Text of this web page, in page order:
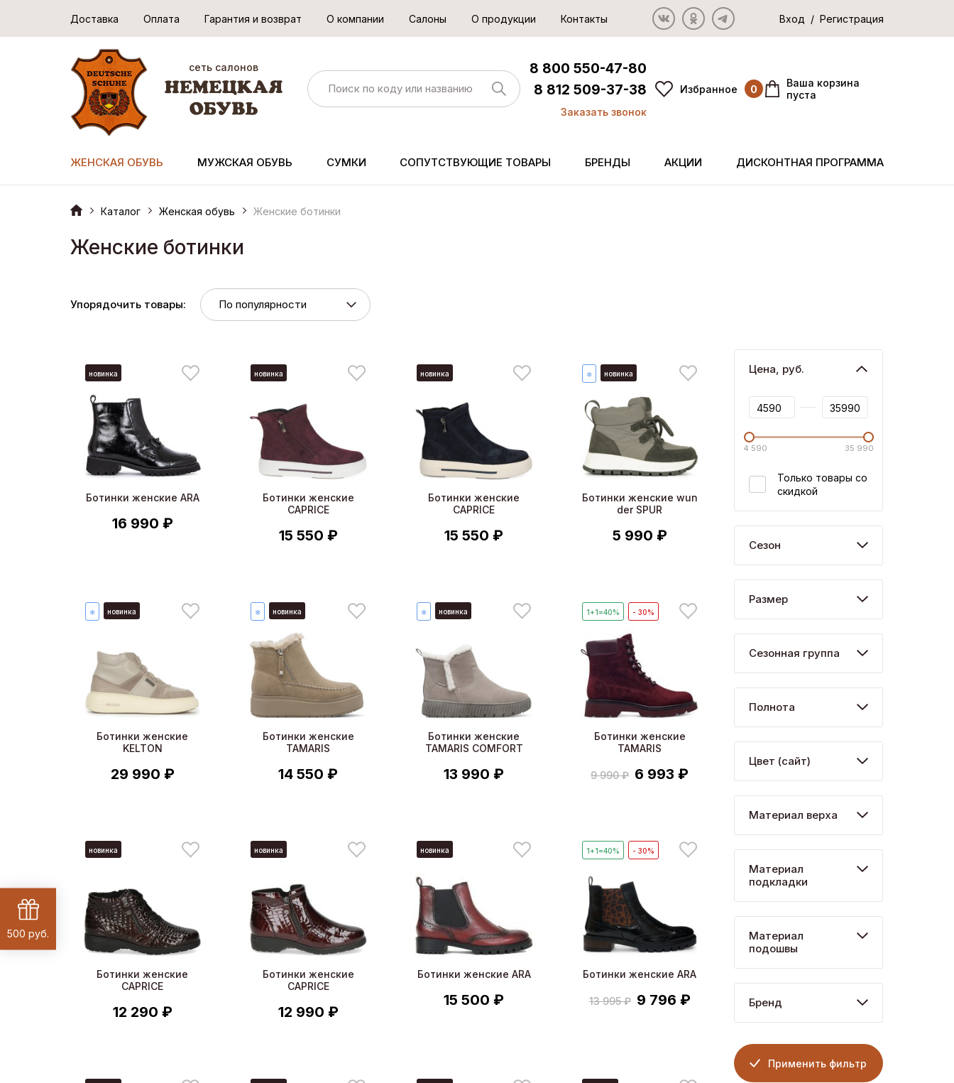
Доставка Оплата Гарантия и возврат О компании Салоны О продукции Контакты Вход / Регистрация
сеть салонов
8 800 550-47-80
8 812 509-37-38
Заказать звонок
Избранное 0
Ваша корзина
пуста
ЖЕНСКАЯ ОБУВЬ МУЖСКАЯ ОБУВЬ СУМКИ СОПУТСТВУЮЩИЕ ТОВАРЫ БРЕНДЫ АКЦИИ ДИСКОНТНАЯ ПРОГРАММА
Каталог Женская обувь Женские ботинки
Женские ботинки
Упорядочить товары:
новинка
Ботинки женские ARA
16 990 ₽
новинка
Ботинки женские
CAPRICE
15 550 ₽
новинка
Ботинки женские
CAPRICE
15 550 ₽
❄ новинка
Ботинки женские wun
der SPUR
5 990 ₽
❄ новинка
Ботинки женские
KELTON
29 990 ₽
❄ новинка
Ботинки женские
TAMARIS
14 550 ₽
❄ новинка
Ботинки женские
TAMARIS COMFORT
13 990 ₽
1+1=40% - 30%
Ботинки женские
TAMARIS
9 990 ₽ 6 993 ₽
новинка
Ботинки женские
CAPRICE
12 290 ₽
новинка
Ботинки женские
CAPRICE
12 990 ₽
новинка
Ботинки женские ARA
15 500 ₽
1+1=40% - 30%
Ботинки женские ARA
13 995 ₽ 9 796 ₽
Цена, руб.
4 590 35 990
Только товары со
скидкой
Сезон
Размер
Сезонная группа
Полнота
Цвет (сайт)
Материал верха
Материал
подкладки
Материал
подошвы
Бренд
Применить фильтр
500 руб.